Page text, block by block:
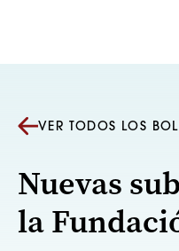
VER TODOS LOS
Nuevas
la